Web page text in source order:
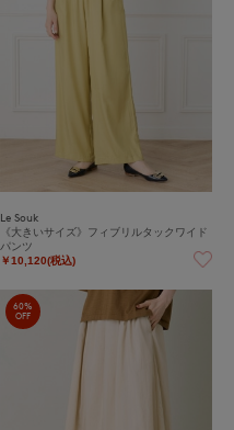
Le Souk
《大きいサイズ》フィブリルタックワイド
パンツ
￥10,120(税込)
60%
OFF